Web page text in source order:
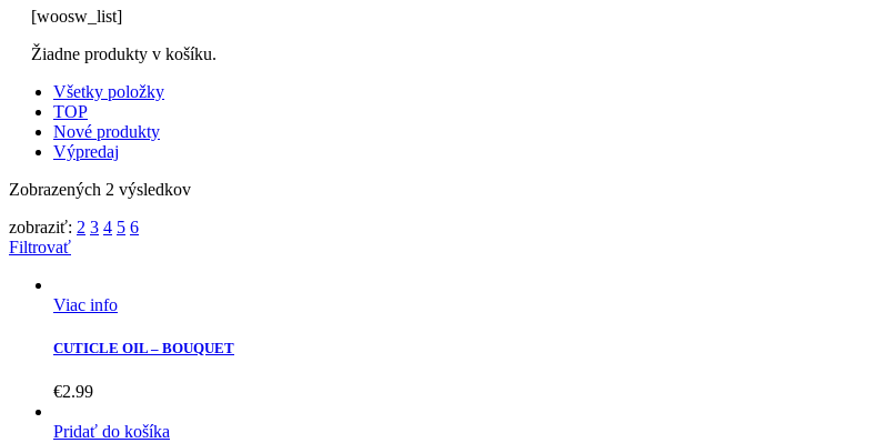
[woosw_list]
Žiadne produkty v košíku.
Všetky položky
TOP
Nové produkty
Výpredaj
Zobrazených 2 výsledkov
zobraziť: 2 3 4 5 6
Filtrovať
Viac info
CUTICLE OIL – BOUQUET
€2.99
Pridať do košíka